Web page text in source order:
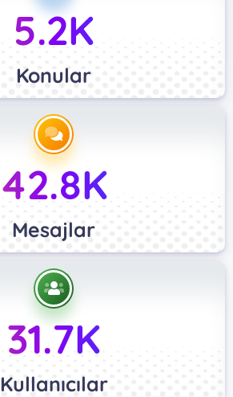
5.2K
Konular
42.8K
Mesajlar
31.7K
Kullanıcılar